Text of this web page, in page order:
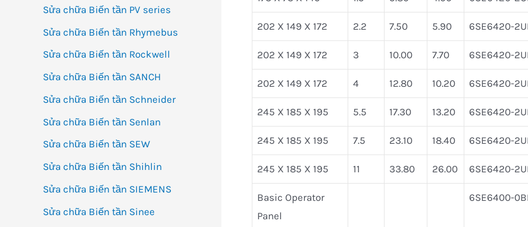
Sửa chữa Biến tần PV series
Sửa chữa Biến tần Rhymebus
Sửa chữa Biến tần Rockwell
Sửa chữa Biến tần SANCH
Sửa chữa Biến tần Schneider
Sửa chữa Biến tần Senlan
Sửa chữa Biến tần SEW
Sửa chữa Biến tần Shihlin
Sửa chữa Biến tần SIEMENS
Sửa chữa Biến tần Sinee
202 X 149 X 172 2.2 7.50 5.90 6SE6420-
202 X 149 X 172 3 10.00 7.70 6SE6420-
202 X 149 X 172 4 12.80 10.20 6SE6420-
245 X 185 X 195 5.5 17.30 13.20 6SE6420-
245 X 185 X 195 7.5 23.10 18.40 6SE6420-
245 X 185 X 195 11 33.80 26.00 6SE6420-
Basic Operator
Panel
6SE6400-